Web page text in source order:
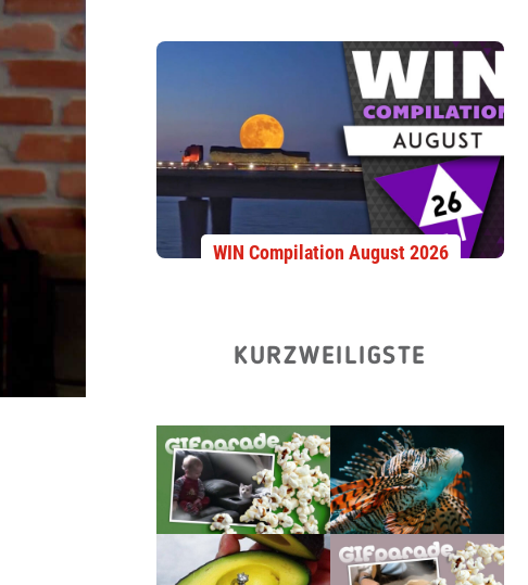
WIN Compilation August 2026
KURZWEILIGSTE